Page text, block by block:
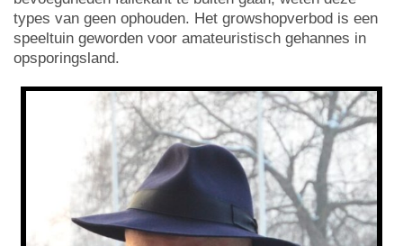
types van geen ophouden. Het growshopverbod is een
speeltuin geworden voor amateuristisch gehannes in
opsporingsland.